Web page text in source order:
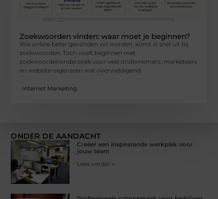
Zoekwoorden vinden: waar moet je beginnen?
Wie online beter gevonden wil worden, komt al snel uit bij
zoekwoorden. Toch voelt beginnen met
zoekwoordenonderzoek voor veel ondernemers, marketeers
en website-eigenaren wat overweldigend.
Internet Marketing
ONDER DE AANDACHT
Creëer een inspirerende werkplek voor
jouw team
Lees verder »